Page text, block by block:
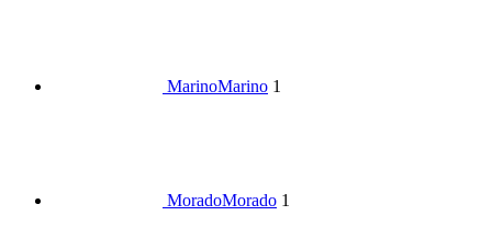
MarinoMarino 1
MoradoMorado 1